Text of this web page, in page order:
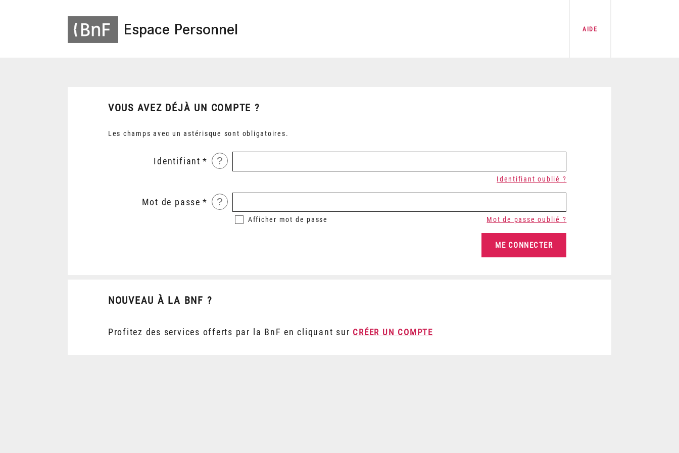
Espace Personnel AIDE
VOUS AVEZ DÉJÀ UN COMPTE ?
Les champs avec un astérisque sont obligatoires.
Identifiant ?
Identifiant oublié ?
Mot de passe ?
Afficher mot de passe Mot de passe oublié ?
NOUVEAU À LA BNF ?
Profitez des services offerts par la BnF en cliquant sur CRÉER UN COMPTE